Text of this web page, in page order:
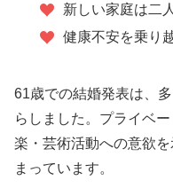
新しい家庭は二
健康不安を乗り
61歳での結婚発表は、
らしました。プライベ
楽・芸術活動への意欲
まっています。